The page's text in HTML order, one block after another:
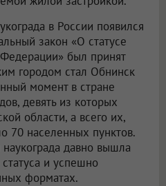
в России появился
закон «О статусе
был принят
городом стал Обнинск
момент в стране
девять из которых
области, а всего их,
70 населенных пунктов.
давно вышла
и успешно
форматах.